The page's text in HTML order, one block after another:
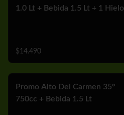
1.0 Lt + Bebida 1.5 Lt + 1 Hielo
$14.490
Promo Alto Del Carmen 35°
750cc + Bebida 1.5 Lt